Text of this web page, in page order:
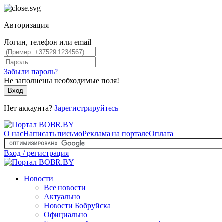
Авторизация
Логин, телефон или email
Забыли пароль?
Не заполнены необходимые поля!
Вход
Нет аккаунта? Зарегистрируйтесь
О насНаписать письмоРеклама на порталеОплата
Вход / регистрация
Новости
Все новости
Актуально
Новости Бобруйска
Официально